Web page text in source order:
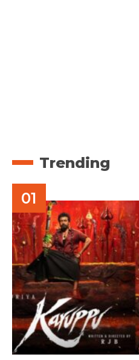
Trending